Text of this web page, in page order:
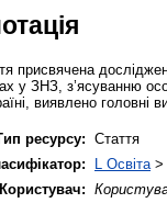
присвячена
у ЗНЗ, з’ясуванню
виявлено головні
ресурсу: Стаття
L Освіта >
Користувач: